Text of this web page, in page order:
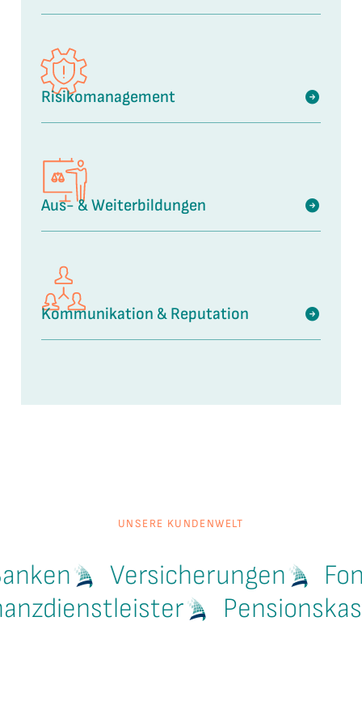
Risikomanagement
Aus- & Weiterbildungen
Kommunikation & Reputation
UNSERE KUNDENWELT
Versicherungen